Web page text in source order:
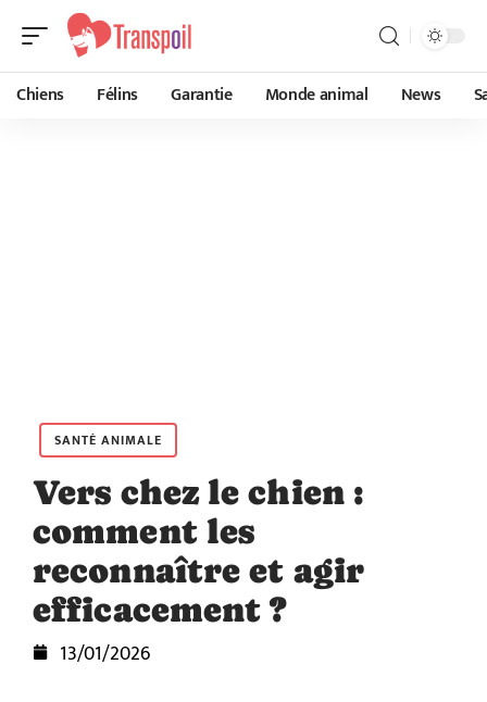
Chiens Félins Garantie Monde animal News
SANTÉ ANIMALE
Vers chez le chien :
comment les
reconnaître et agir
efficacement ?
13/01/2026